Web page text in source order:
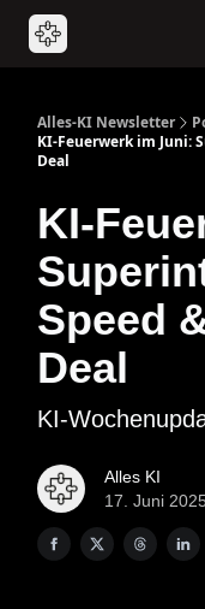
Alles-KI Newsletter
KI‐Feuerwerk im Juni:
Deal
Speed
Deal
KI-
Alles KI
17. Juni